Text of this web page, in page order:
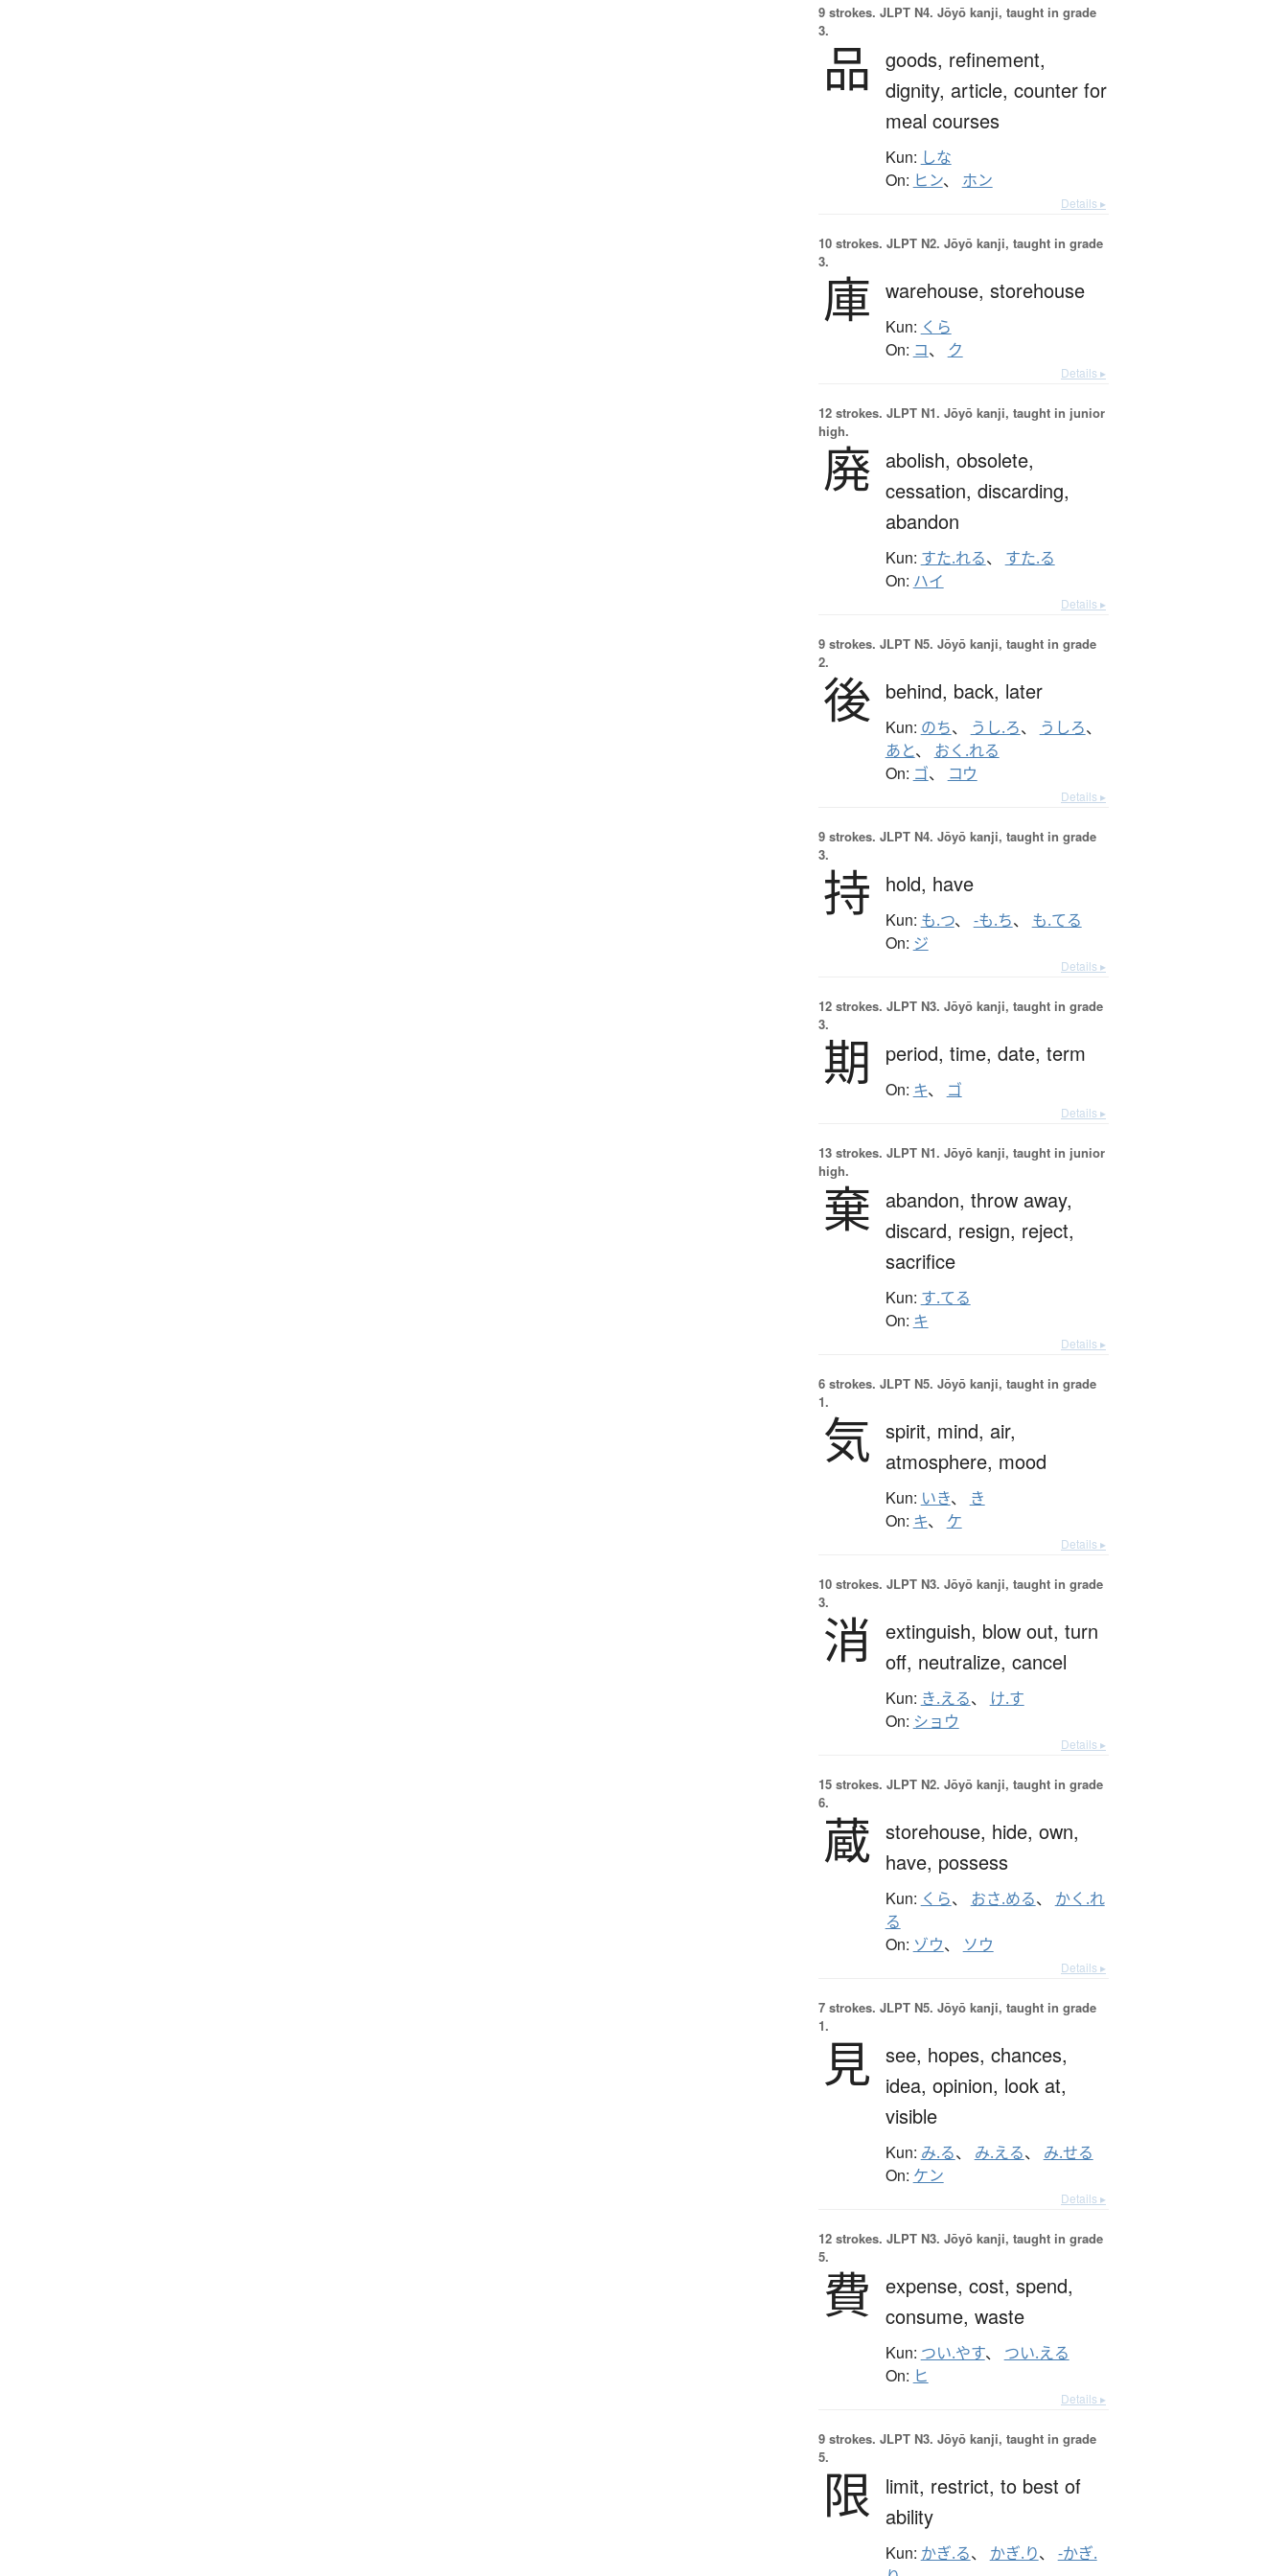
9 strokes. JLPT N4. Jōyō kanji, taught in grade
3.
品 goods, refinement,
dignity, article, counter for
meal courses
Kun: しな
On: ヒン、 ホン
Details ▸
10 strokes. JLPT N2. Jōyō kanji, taught in grade
3.
庫 warehouse, storehouse
Kun: くら
On: コ、 ク
Details ▸
12 strokes. JLPT N1. Jōyō kanji, taught in junior
high.
廃 abolish, obsolete,
cessation, discarding,
abandon
Kun: すた.れる、 すた.る
On: ハイ
Details ▸
9 strokes. JLPT N5. Jōyō kanji, taught in grade
2.
後 behind, back, later
Kun: のち、 うし.ろ、 うしろ、
あと、 おく.れる
On: ゴ、 コウ
Details ▸
9 strokes. JLPT N4. Jōyō kanji, taught in grade
3.
持 hold, have
Kun: も.つ、 -も.ち、 も.てる
On: ジ
Details ▸
12 strokes. JLPT N3. Jōyō kanji, taught in grade
3.
期 period, time, date, term
On: キ、 ゴ
Details ▸
13 strokes. JLPT N1. Jōyō kanji, taught in junior
high.
棄 abandon, throw away,
discard, resign, reject,
sacrifice
Kun: す.てる
On: キ
Details ▸
6 strokes. JLPT N5. Jōyō kanji, taught in grade
1.
気 spirit, mind, air,
atmosphere, mood
Kun: いき、 き
On: キ、 ケ
Details ▸
10 strokes. JLPT N3. Jōyō kanji, taught in grade
3.
消 extinguish, blow out, turn
off, neutralize, cancel
Kun: き.える、 け.す
On: ショウ
Details ▸
15 strokes. JLPT N2. Jōyō kanji, taught in grade
6.
蔵 storehouse, hide, own,
have, possess
Kun: くら、 おさ.める、 かく.れ
る
On: ゾウ、 ソウ
Details ▸
7 strokes. JLPT N5. Jōyō kanji, taught in grade
1.
見 see, hopes, chances,
idea, opinion, look at,
visible
Kun: み.る、 み.える、 み.せる
On: ケン
Details ▸
12 strokes. JLPT N3. Jōyō kanji, taught in grade
5.
費 expense, cost, spend,
consume, waste
Kun: つい.やす、 つい.える
On: ヒ
Details ▸
9 strokes. JLPT N3. Jōyō kanji, taught in grade
5.
限 limit, restrict, to best of
ability
Kun: かぎ.る、 かぎ.り、 -かぎ.